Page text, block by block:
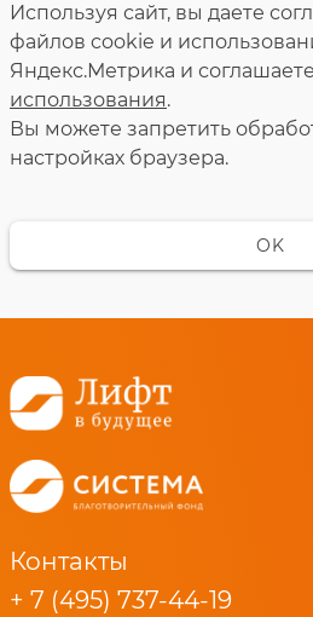
Используя сайт, вы даете
файлов cookie и
Яндекс.Метрика и
использования.
Вы можете запретить
настройках браузера.
OK
Контакты
+ 7 (495) 737-44-19